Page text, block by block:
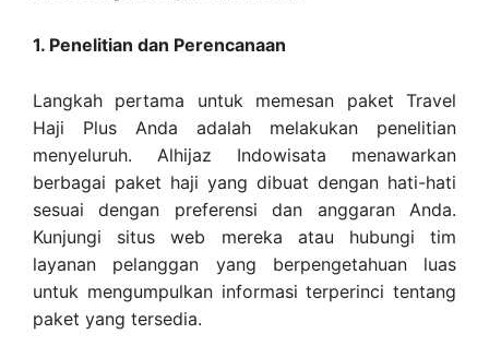
1. Penelitian dan Perencanaan
Langkah pertama untuk memesan paket Travel
Haji Plus Anda adalah melakukan penelitian
menyeluruh. Alhijaz Indowisata menawarkan
berbagai paket haji yang dibuat dengan hati-hati
sesuai dengan preferensi dan anggaran Anda.
Kunjungi situs web mereka atau hubungi tim
layanan pelanggan yang berpengetahuan luas
untuk mengumpulkan informasi terperinci tentang
paket yang tersedia.